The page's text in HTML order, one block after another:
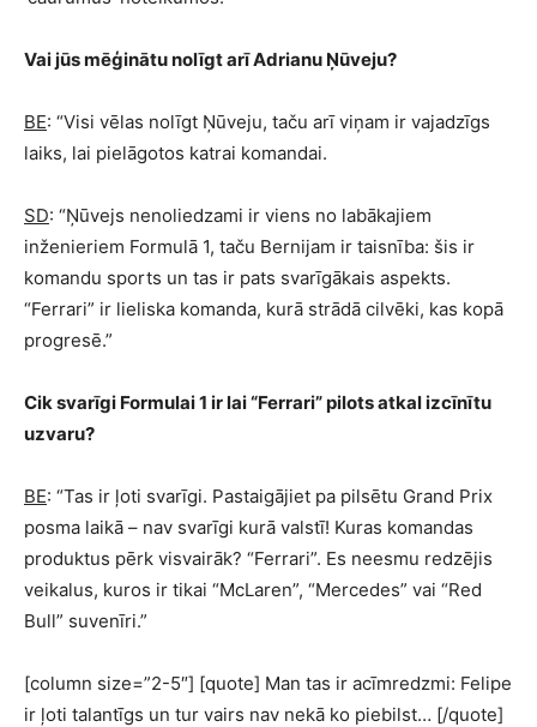
Vai jūs mēģinātu nolīgt arī Adrianu Ņūveju?
BE: “Visi vēlas nolīgt Ņūveju, taču arī viņam ir vajadzīgs
laiks, lai pielāgotos katrai komandai.
SD: “Ņūvejs nenoliedzami ir viens no labākajiem
inženieriem Formulā 1, taču Bernijam ir taisnība: šis ir
komandu sports un tas ir pats svarīgākais aspekts.
“Ferrari” ir lieliska komanda, kurā strādā cilvēki, kas kopā
progresē.”
Cik svarīgi Formulai 1 ir lai “Ferrari” pilots atkal izcīnītu
uzvaru?
BE: “Tas ir ļoti svarīgi. Pastaigājiet pa pilsētu Grand Prix
posma laikā – nav svarīgi kurā valstī! Kuras komandas
produktus pērk visvairāk? “Ferrari”. Es neesmu redzējis
veikalus, kuros ir tikai “McLaren”, “Mercedes” vai “Red
Bull” suvenīri.”
[column size=”2-5″] [quote] Man tas ir acīmredzmi: Felipe
ir ļoti talantīgs un tur vairs nav nekā ko piebilst… [/quote]